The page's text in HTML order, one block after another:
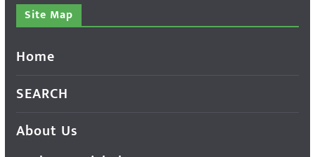
Site Map
Home
SEARCH
About Us